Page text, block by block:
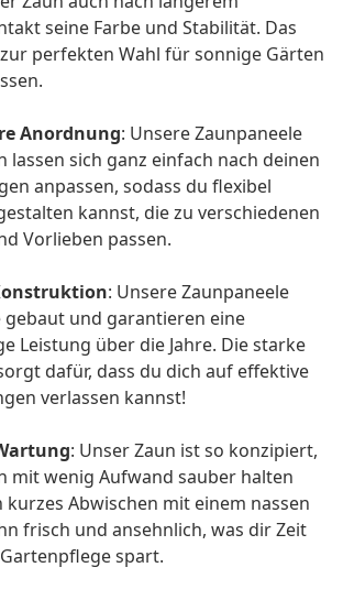
seine Farbe und Stabilität. Das
perfekten Wahl für sonnige Gärten
Anordnung: Unsere Zaunpaneele
lassen sich ganz einfach nach deinen
anpassen, sodass du flexibel
kannst, die zu verschiedenen
Vorlieben passen.
: Unsere Zaunpaneele
gebaut und garantieren eine
Leistung über die Jahre. Die starke
dafür, dass du dich auf effektive
verlassen kannst!
: Unser Zaun ist so konzipiert,
mit wenig Aufwand sauber halten
kurzes Abwischen mit einem nassen
frisch und ansehnlich, was dir Zeit
spart.